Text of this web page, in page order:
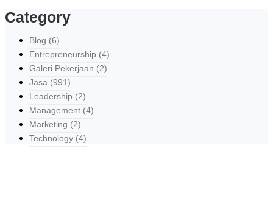
Category
Blog (6)
Entrepreneurship (4)
Galeri Pekerjaan (2)
Jasa (991)
Leadership (2)
Management (4)
Marketing (2)
Technology (4)